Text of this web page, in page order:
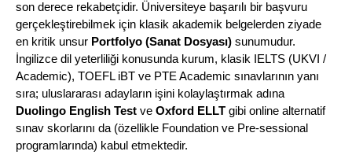
son derece rekabetçidir. Üniversiteye başarılı bir başvuru
gerçekleştirebilmek için klasik akademik belgelerden ziyade
en kritik unsur Portfolyo (Sanat Dosyası) sunumudur.
İngilizce dil yeterliliği konusunda kurum, klasik IELTS (UKVI /
Academic), TOEFL iBT ve PTE Academic sınavlarının yanı
Duolingo English Test ve Oxford ELLT gibi online alternatif
sınav skorlarını da (özellikle Foundation ve Pre-sessional
programlarında) kabul etmektedir.